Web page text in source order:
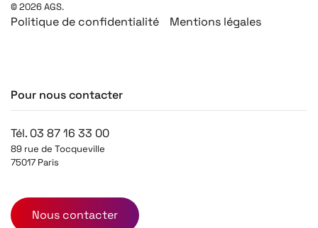
©2026AGS.
Politique de confidentialité Mentions légales
Pour nous contacter
Tél. 03 87 16 33 00
89 rue de Tocqueville
75017 Paris
Nous contacter